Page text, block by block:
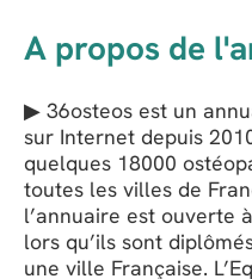
A propos de
▶ 36osteos est un
sur Internet depuis
quelques 18000
toutes les villes de
l’annuaire est ouverte
lors qu’ils sont
une ville Française.